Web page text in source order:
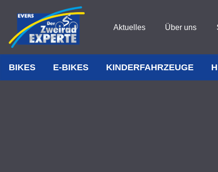
Aktuelles Über uns
BIKES E-BIKES KINDERFAHRZEUGE